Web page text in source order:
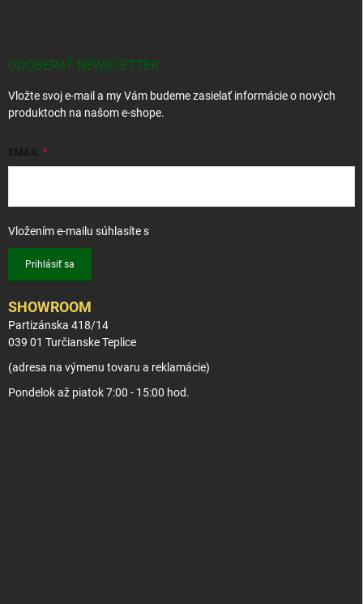
ODOBERAŤ NEWSLETTER
Vložte svoj e-mail a my Vám budeme zasielať informácie o nových
produktoch na našom e-shope.
EMAIL
Vložením e-mailu súhlasíte s
Prihlásiť sa
SHOWROOM
Partizánska 418/14
039 01 Turčianske Teplice
(adresa na výmenu tovaru a reklamácie)
Pondelok až piatok 7:00 - 15:00 hod.